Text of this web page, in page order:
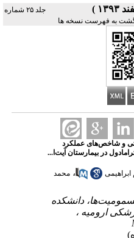
جلد ۲۵ شماره
به فهرست نسخه ها
و شاخص‌های عملکرد
در بیمارستان آیت‌ا...
ابراهیمی ، محمد
دانشکده
ارومیه ،